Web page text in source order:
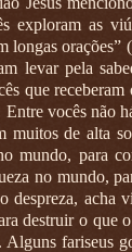
exploram as
longas
levar pela
que receberam
vocês não
muitos de alta
mundo, para
no mundo,
despreza, acha
destruir o que
fariseus